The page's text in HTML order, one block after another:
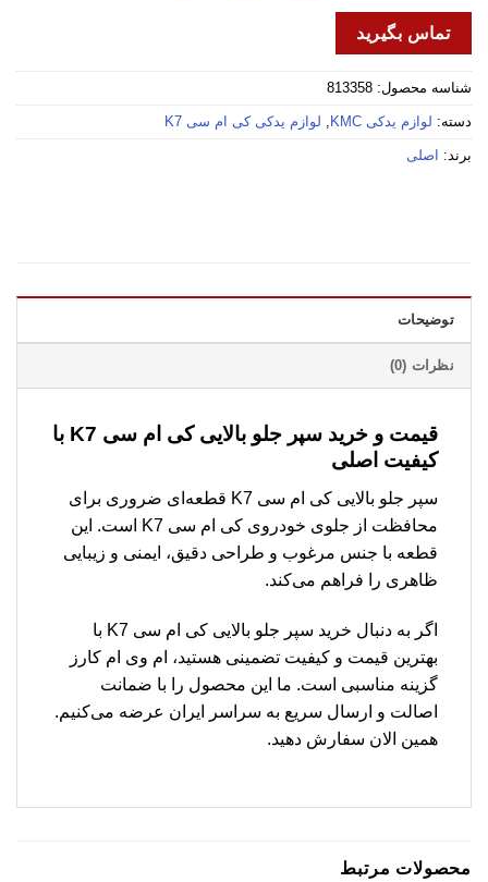
تماس بگیرید
شناسه محصول: 813358
دسته: لوازم یدکی KMC , لوازم یدکی کی ام سی K7
برند: اصلی
توضیحات
نظرات (0)
قیمت و خرید سپر جلو بالایی کی ام سی K7 با
کیفیت اصلی
سپر جلو بالایی کی ام سی K7 قطعه‌ای ضروری برای
محافظت از جلوی خودروی کی ام سی K7 است. این
قطعه با جنس مرغوب و طراحی دقیق، ایمنی و زیبایی
ظاهری را فراهم می‌کند.
اگر به دنبال خرید سپر جلو بالایی کی ام سی K7 با
بهترین قیمت و کیفیت تضمینی هستید، ام وی ام کارز
گزینه مناسبی است. ما این محصول را با ضمانت
اصالت و ارسال سریع به سراسر ایران عرضه می‌کنیم.
همین الان سفارش دهید.
محصولات مرتبط